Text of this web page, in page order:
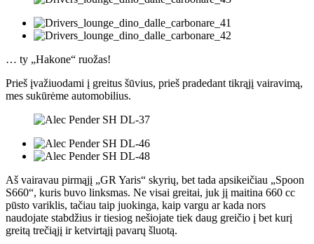
… ty „Hakone“ ruožas!
Prieš įvažiuodami į greitus šūvius, prieš pradedant tikrąjį vairavimą,
mes sukūrėme automobilius.
Aš vairavau pirmąjį „GR Yaris“ skyrių, bet tada apsikeičiau „Spoon
S660“, kuris buvo linksmas. Ne visai greitai, juk jį maitina 660 cc
pūsto variklis, tačiau taip juokinga, kaip vargu ar kada nors
naudojate stabdžius ir tiesiog nešiojate tiek daug greičio į bet kurį
greitą trečiąjį ir ketvirtąjį pavarų šluotą.